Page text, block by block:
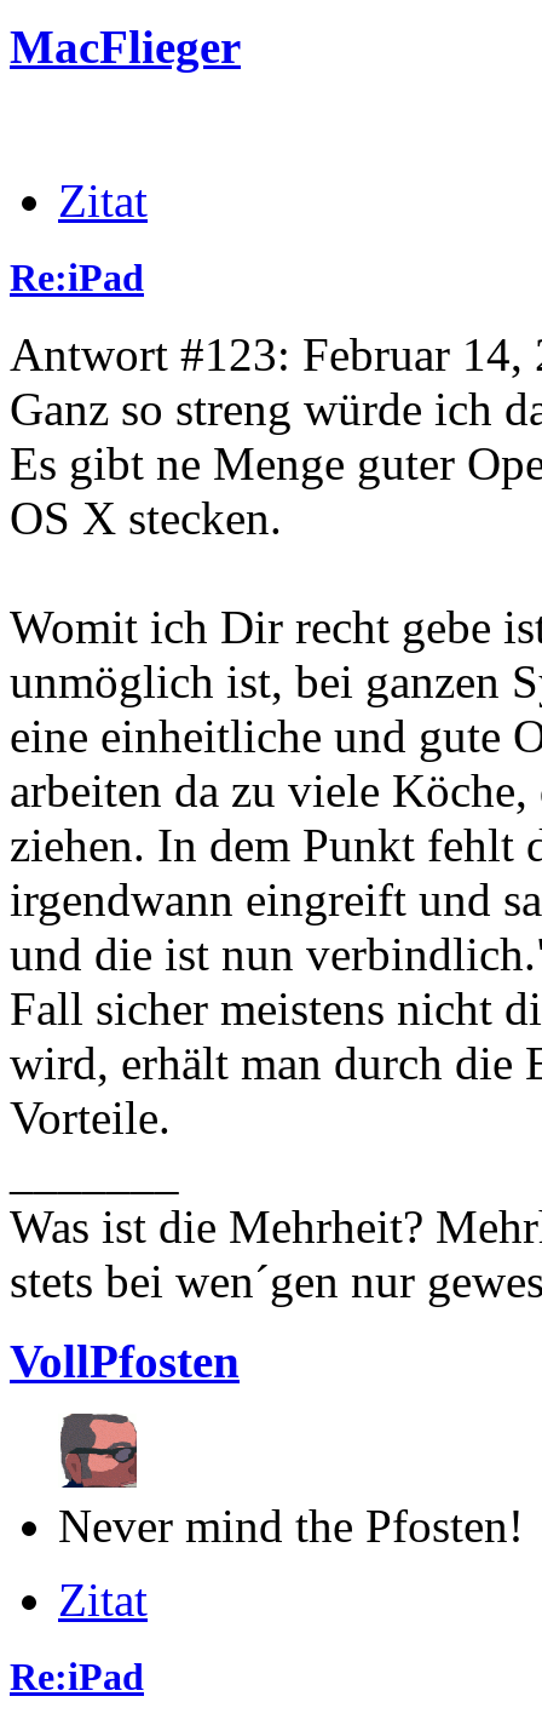
MacFlieger
Zitat
Re:iPad
Antwort #123: Februar 14,
Ganz so streng würde ich
Es gibt ne Menge guter
OS X stecken.
Womit ich Dir recht gebe
unmöglich ist, bei ganzen
eine einheitliche und gute
arbeiten da zu viele
ziehen. In dem Punkt fehlt
irgendwann eingreift und
und die ist nun
Fall sicher meistens nicht
wird, erhält man durch die
Vorteile.
Was ist die Mehrheit?
stets bei wen´gen nur
VollPfosten
Never mind the Pfosten!
Zitat
Re:iPad